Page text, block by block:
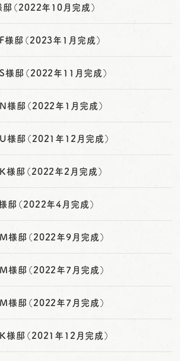
（2022年10月完成）
邸（2023年1月完成）
様邸（2022年11月完成）
様邸（2022年1月完成）
様邸（2021年12月完成）
様邸（2022年2月完成）
邸（2022年4月完成）
様邸（2022年9月完成）
様邸（2022年7月完成）
様邸（2022年7月完成）
様邸（2021年12月完成）